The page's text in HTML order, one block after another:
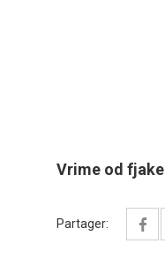
Vrime od fjake
Partager: